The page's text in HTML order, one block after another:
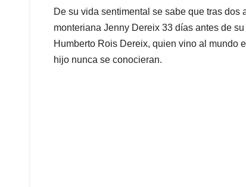
De su vida sentimental se sabe que tras
monteriana Jenny Dereix 33 días antes de
Humberto Rois Dereix, quien vino al mundo
hijo nunca se conocieran.